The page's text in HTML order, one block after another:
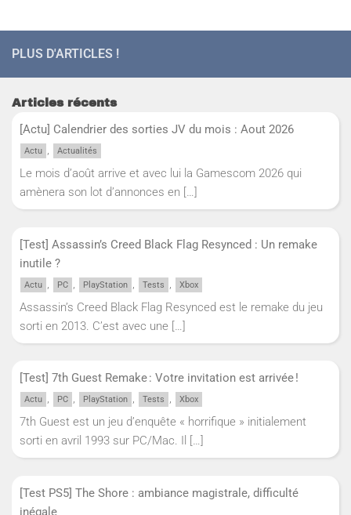
PLUS D'ARTICLES !
Articles récents
[Actu] Calendrier des sorties JV du mois : Aout 2026
Actu , Actualités
Le mois d’août arrive et avec lui la Gamescom 2026 qui
amènera son lot d’annonces en […]
[Test] Assassin’s Creed Black Flag Resynced : Un remake
inutile ?
Actu , PC , PlayStation , Tests , Xbox
Assassin’s Creed Black Flag Resynced est le remake du jeu
sorti en 2013. C’est avec une […]
[Test] 7th Guest Remake : Votre invitation est arrivée !
Actu , PC , PlayStation , Tests , Xbox
7th Guest est un jeu d’enquête « horrifique » initialement
sorti en avril 1993 sur PC/Mac. Il
[…]
[Test PS5] The Shore : ambiance magistrale, difficulté
inégale